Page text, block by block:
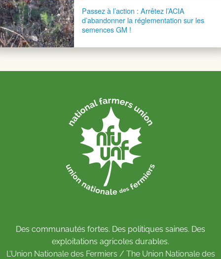
Passez à l’action : Arrêtez l’ACIA
d’abandonner la réglementation sur les
semences GM !
Des communautés fortes. Des politiques saines. Des
exploitations agricoles durables.
L’Union Nationale des Fermiers / The Union Nationale des